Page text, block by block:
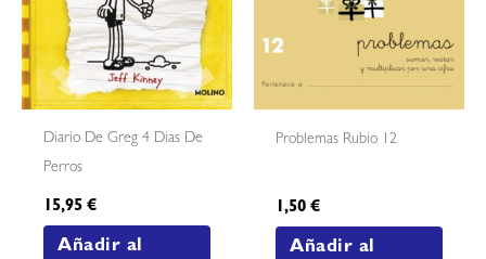
Diario De Greg 4 Dias De
Perros
15,95€
Añadir al
Problemas Rubio 12
1,50€
Añadir al